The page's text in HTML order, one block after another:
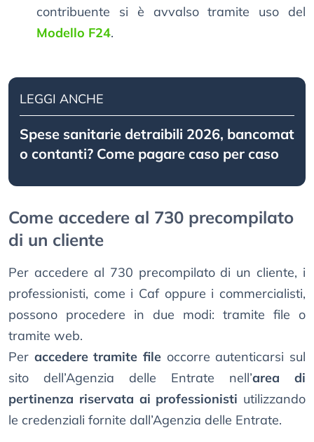
contribuente si è avvalso tramite uso del
Modello F24.
LEGGI ANCHE
Spese sanitarie detraibili 2026, bancomat
o contanti? Come pagare caso per caso
Come accedere al 730 precompilato
di un cliente
Per accedere al 730 precompilato di un cliente, i
professionisti, come i Caf oppure i commercialisti,
possono procedere in due modi: tramite file o
tramite web.
Per accedere tramite file occorre autenticarsi sul
sito dell’Agenzia delle Entrate nell’area di
pertinenza riservata ai professionisti utilizzando
le credenziali fornite dall’Agenzia delle Entrate.